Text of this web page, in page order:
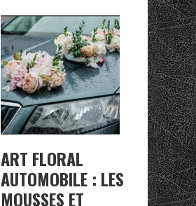
ART FLORAL
AUTOMOBILE : LES
MOUSSES ET